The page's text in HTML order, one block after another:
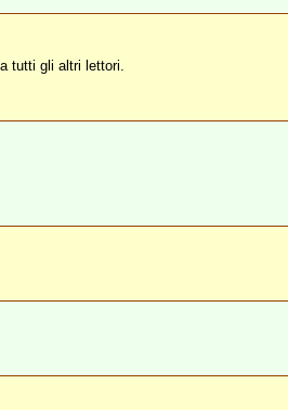
tutti gli altri lettori.